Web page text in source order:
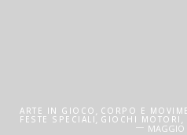
ARTE IN GIOCO CORPO E
FESTE SPECIALI, GIOCHI MOTORI
MAGGIO